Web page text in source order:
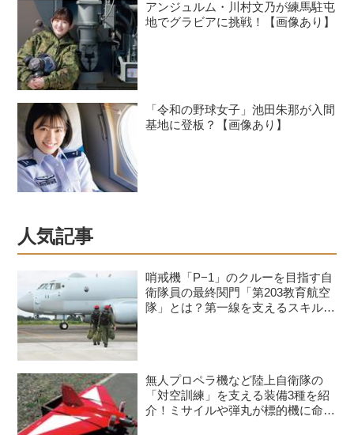
アンジュルム・川村文乃が練馬駐屯
地でグラビアに挑戦！【画像あり】
「令和の野球女子」池田朱那が入間
基地に登板？【画像あり】
人気記事
哨戒機「P−1」のクルーを目指す自
衛隊員の最終関門「第203教育航空
隊」とは？第一線を支えるスキルを
無人プロペラ機など陸上自衛隊の
「対空訓練」を支える装備3種を紹
介！ミサイルや弾丸が標的機に命中